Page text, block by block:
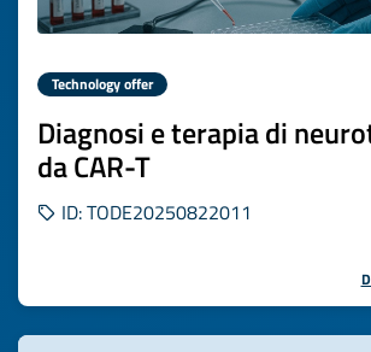
Technology offer
Diagnosi e terapia di
da CAR-T
ID: TODE20250822011